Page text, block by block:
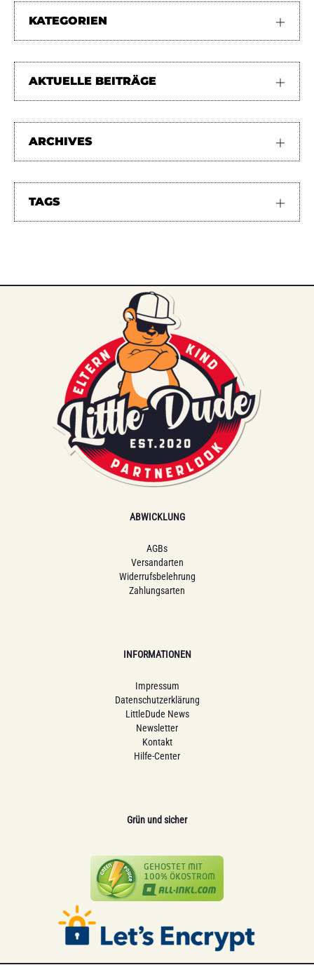
KATEGORIEN
AKTUELLE BEITRÄGE
ARCHIVES
TAGS
ABWICKLUNG
AGBs
Versandarten
Widerrufsbelehrung
Zahlungsarten
INFORMATIONEN
Impressum
Datenschutzerklärung
LittleDude News
Newsletter
Kontakt
Hilfe-Center
Grün und sicher